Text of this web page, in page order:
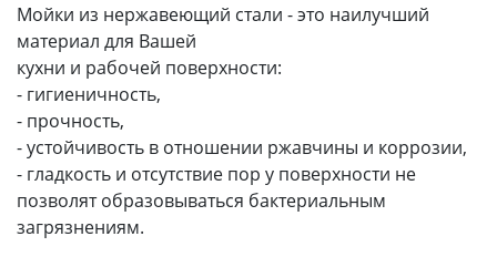
Мойки из нержавеющий стали - это наилучший
материал для Вашей
кухни и рабочей поверхности:
- гигиеничность,
- прочность,
- устойчивость в отношении ржавчины и коррозии,
- гладкость и отсутствие пор у поверхности не
позволят образовываться бактериальным
загрязнениям.